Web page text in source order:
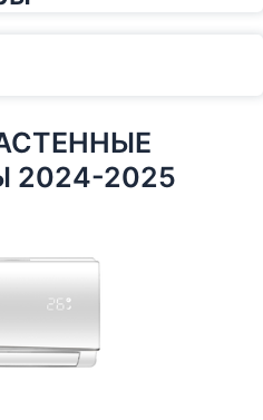
2025